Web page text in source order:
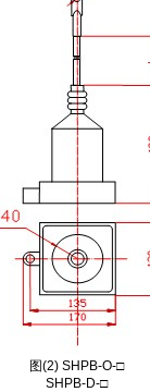
图(2) SHPB-O-□
SHPB-D-□